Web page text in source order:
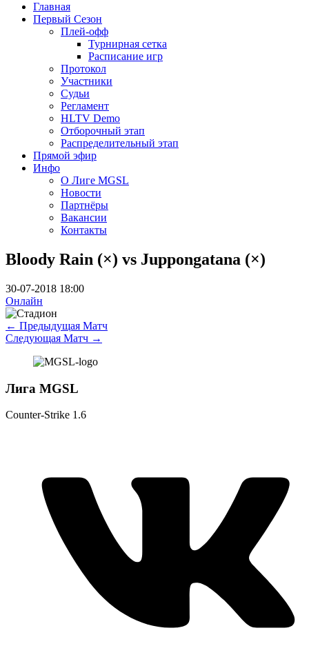
Главная
Первый Сезон
Плей-офф
Турнирная сетка
Расписание игр
Протокол
Участники
Судьи
Регламент
HLTV Demo
Отборочный этап
Распределительный этап
Прямой эфир
Инфо
О Лиге MGSL
Новости
Партнёры
Вакансии
Контакты
Bloody Rain (×) vs Juppongatana (×)
30-07-2018 18:00
Онлайн
← Предыдущая Матч
Следующая Матч →
Лига MGSL
Counter-Strike 1.6